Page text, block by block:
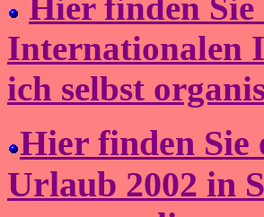
Internationalen
ich selbst
Hier finden Sie
Urlaub 2002 in